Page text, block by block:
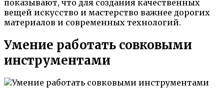
показывают, что для создания качественных
вещей искусство и мастерство важнее дорогих
материалов и современных технологий.
Умение работать совковыми
инструментами